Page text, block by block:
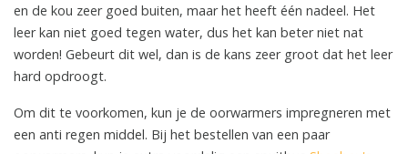
en de kou zeer goed buiten, maar het heeft één nadeel. Het
leer kan niet goed tegen water, dus het kan beter niet nat
worden! Gebeurt dit wel, dan is de kans zeer groot dat het leer
hard opdroogt.
Om dit te voorkomen, kun je de oorwarmers impregneren met
een anti regen middel. Bij het bestellen van een paar